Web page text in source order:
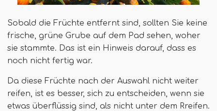
Sobald die Früchte entfernt sind, sollten Sie keine
frische, grüne Grube auf dem Pad sehen, woher
sie stammte. Das ist ein Hinweis darauf, dass es
noch nicht fertig war.
Da diese Früchte nach der Auswahl nicht weiter
reifen, ist es besser, sich zu entscheiden, wenn sie
etwas überflüssig sind, als nicht unter dem Rreifen.